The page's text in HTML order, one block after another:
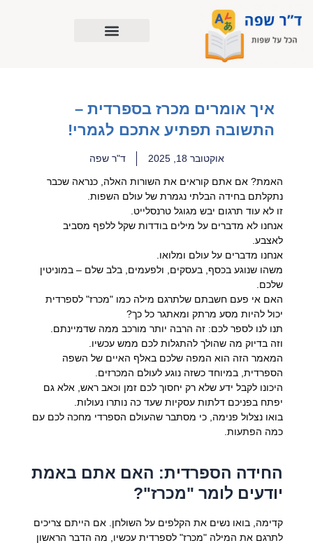
לתוכן
איך אומרים מכרז בספרדית –
התשובה תפתיע אתכם לגמרי!
אוקטובר 18, 2025 ד"ר שפה
האמת? אם אתם קוראים את השורות האלה, כנראה שכבר
נתקלתם בחידה הבלתי נגמרת של עולם השפות.
זו לא עוד תרגום יבש מגוגל טרנסלייט.
אנחנו לא מדברים על מילים בודדות שקל ללפף מסביב
לאצבע.
אנחנו מדברים על עולם ומלואו.
משהו שנוגע בכסף, בעסקים, ולפעמים, בלב שלם – במוניטין
שלכם.
האם אי פעם חשבתם שלתרגם מילה כמו "מכרז" לספרדית
יכול להיות מסע מרתק ומאתגר כל כך?
תנו לנו לספר לכם: זה הרבה יותר מורכב ממה שדמיינתם.
וזה בדיוק מה שהולך להתגלות לכם ממש עכשיו.
המאמר הזה הוא המפה שלכם באלף האיים של השפה
הספרדית, במיוחד כשזה נוגע לעולם המכרזים.
היכונו לקבל ידע שלא רק יחסוך לכם זמן וכאב ראש, אלא גם
יפתח בפניכם דלתות עסקיות שעד כה נותרו נעולות.
בואו נצלול פנימה, כי מסתבר שהעולם הספרדי מחכה לכם עם
כמה הפתעות.
החידה הספרדית: האם אתם באמת
יודעים לומר "מכרז"?
קדימה, בואו נשים את הקלפים על השולחן. אם הייתם צריכים
לתרגם את המילה "מכרז" לספרדית עכשיו, מה הדבר הראשון